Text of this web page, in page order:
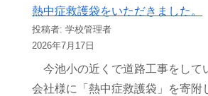
熱中症救護袋をいただきました。
投稿者: 学校管理者
2026年7月17日
今池小の近くで道路工事をして
会社様に「熱中症救護袋」を寄附